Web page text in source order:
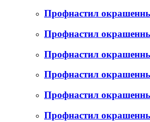
Профнастил
Профнастил
Профнастил
Профнастил
Профнастил
Профнастил